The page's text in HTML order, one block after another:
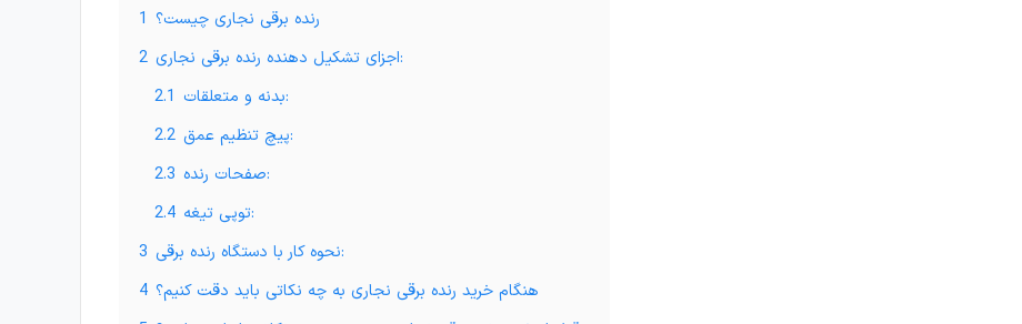
1 رنده برقی نجاری چیست؟
2
اجزای تشکیل دهنده رنده برقی نجاری:
2.1
بدنه و متعلقات:
2.2
پیچ تنظیم عمق:
2.3
صفحات رنده:
2.4
توپی تیغه:
3
نحوه کار با دستگاه رنده برقی:
4 هنگام خرید رنده برقی نجاری به چه نکاتی باید دقت کنیم؟